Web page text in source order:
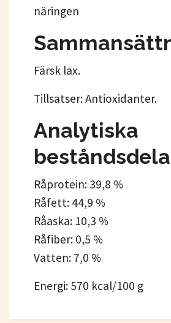
näringen
Färsk lax.
Tillsatser: Antioxidanter.
Analytiska
Råprotein: 39,8 %
Råfett: 44,9 %
Råaska: 10,3 %
Råfiber: 0,5 %
Vatten: 7,0 %
Energi: 570 kcal/100 g